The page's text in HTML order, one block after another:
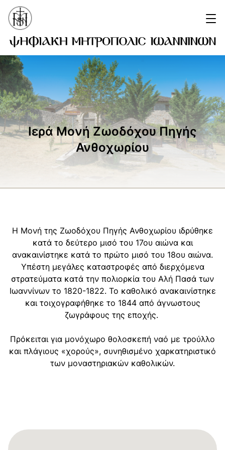
Ιερά Μονή Ζωοδόχου Πηγής
Ανθοχωρίου
Η Μονή της Ζωοδόχου Πηγής Ανθοχωρίου ιδρύθηκε
κατά το δεύτερο μισό του 17ου αιώνα και
ανακαινίστηκε κατά το πρώτο μισό του 18ου αιώνα.
Υπέστη μεγάλες καταστροφές από διερχόμενα
στρατεύματα κατά την πολιορκία του Αλή Πασά των
Ιωαννίνων το 1820-1822. Το καθολικό ανακαινίστηκε
και τοιχογραφήθηκε το 1844 από άγνωστους
ζωγράφους της εποχής.
Πρόκειται για μονόχωρο θολοσκεπή ναό με τρούλλο
και πλάγιους «χορούς», συνηθισμένο χαρκατηριστικό
των μοναστηριακών καθολικών.